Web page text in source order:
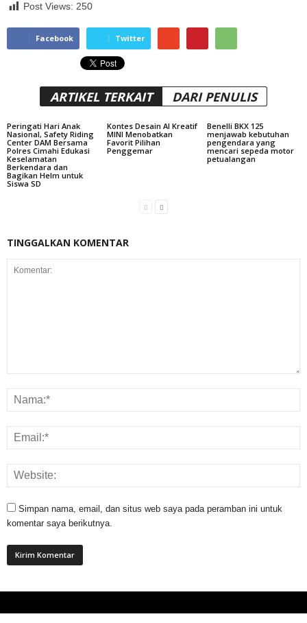
Post Views: 250
Facebook Twitter
ARTIKEL TERKAIT DARI PENULIS
Peringati Hari Anak
Nasional, Safety Riding
Center DAM Bersama
Polres Cimahi Edukasi
Keselamatan
Berkendara dan
Bagikan Helm untuk
Siswa SD
Kontes Desain AI Kreatif
MINI Menobatkan
Favorit Pilihan
Penggemar
Benelli BKX 125
menjawab kebutuhan
pengendara yang
mencari sepeda motor
petualangan
TINGGALKAN KOMENTAR
Simpan nama, email, dan situs web saya pada peramban ini untuk
komentar saya berikutnya.